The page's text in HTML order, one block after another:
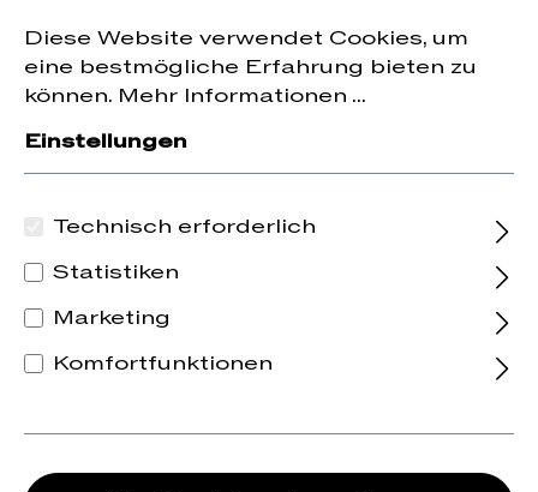
springen
auf die erste Bestellung erhalten.
Diese Website verwendet Cookies, um
eine bestmögliche Erfahrung bieten zu
können. Mehr Informationen ...
Einstellungen
Technisch erforderlich
Statistiken
Marketing
Komfortfunktionen